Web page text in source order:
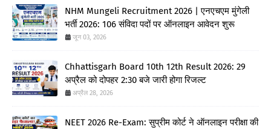
NHM Mungeli Recruitment 2026 | एनएचएम मुंगेली
भर्ती 2026: 106 संविदा पदों पर ऑनलाइन आवेदन शुरू
जून 03, 2026
Chhattisgarh Board 10th 12th Result 2026: 29
अप्रैल को दोपहर 2:30 बजे जारी होगा रिजल्ट
अप्रैल 28, 2026
NEET 2026 Re-Exam: सुप्रीम कोर्ट ने ऑनलाइन परीक्षा की